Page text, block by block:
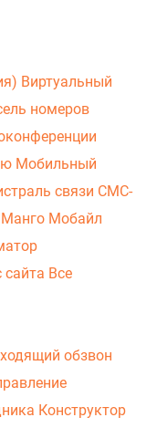
Виртуальный
номеров
Мобильный
связи СМС-
Манго Мобайл
Все
обзвон
Конструктор